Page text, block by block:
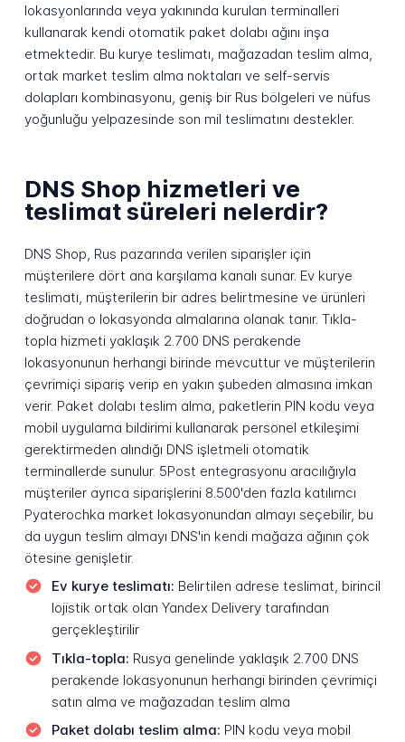
lokasyonlarında veya yakınında kurulan terminalleri
kullanarak kendi otomatik paket dolabı ağını inşa
etmektedir. Bu kurye teslimatı, mağazadan teslim alma,
ortak market teslim alma noktaları ve self-servis
dolapları kombinasyonu, geniş bir Rus bölgeleri ve nüfus
yoğunluğu yelpazesinde son mil teslimatını destekler.
DNS Shop hizmetleri ve
teslimat süreleri nelerdir?
DNS Shop, Rus pazarında verilen siparişler için
müşterilere dört ana karşılama kanalı sunar. Ev kurye
teslimatı, müşterilerin bir adres belirtmesine ve ürünleri
doğrudan o lokasyonda almalarına olanak tanır. Tıkla-
topla hizmeti yaklaşık 2.700 DNS perakende
lokasyonunun herhangi birinde mevcuttur ve müşterilerin
çevrimiçi sipariş verip en yakın şubeden almasına imkan
verir. Paket dolabı teslim alma, paketlerin PIN kodu veya
mobil uygulama bildirimi kullanarak personel etkileşimi
gerektirmeden alındığı DNS işletmeli otomatik
terminallerde sunulur. 5Post entegrasyonu aracılığıyla
müşteriler ayrıca siparişlerini 8.500'den fazla katılımcı
Pyaterochka market lokasyonundan almayı seçebilir, bu
da uygun teslim almayı DNS'in kendi mağaza ağının çok
ötesine genişletir.
Ev kurye teslimatı: Belirtilen adrese teslimat, birincil
lojistik ortak olan Yandex Delivery tarafından
gerçekleştirilir
Tıkla-topla: Rusya genelinde yaklaşık 2.700 DNS
perakende lokasyonunun herhangi birinden çevrimiçi
satın alma ve mağazadan teslim alma
Paket dolabı teslim alma: PIN kodu veya mobil